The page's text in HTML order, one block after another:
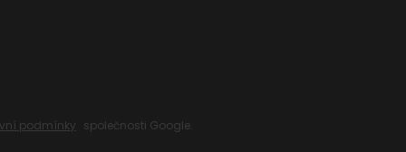
podmínky společnosti Google.